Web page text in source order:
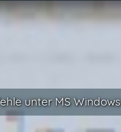
unter MS Windows